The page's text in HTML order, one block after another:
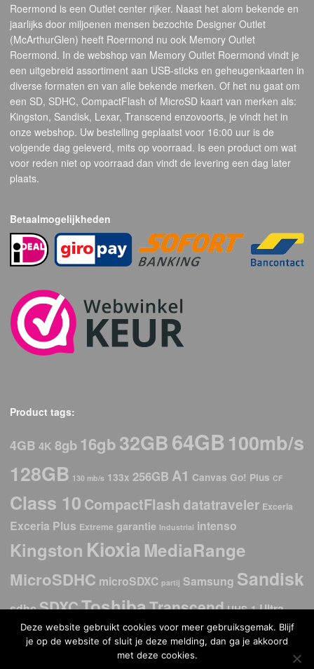
Roermond is een Outlet center rijker. Naast het alom bekende en
jaarlijks door miljoenen mensen bezochte Designer Outlet
(McArthurGlen) heeft Roermond nu ook Memory Outlet
Roermond. In de webshop van Memory Outlet Roermond vindt je
een uitgebreid assortiment aan USB-sticks en geheugenkaarten in
diverse formaten en van alle bekende merken. Of het nu gaat om
een SD, SDHC, CompactFlash of MicroSD kaart van merken als:
Kingston, Sandisk, Lexar, Transcend enzovoorts, je vindt het in
onze webshop. Uw bestelling geplaatst voor 16:00 uur is de
volgende dag geleverd, mits op voorraad. Is een product om wat
voor reden niet op voorraad dan vindt de levering een dag later
plaats.
Betaalmogelijkheden
Product tags:
4GB 4K 8gb16gb32GB64GB100mb/s
128GB 130 mb/s 133x 256GB A1 Canvas Go! Plus CF
Class 10 CompactFlash datatraveler Exceria
Exceria Plus Extreme garantie Industrial intenso
Kingston Kioxia MediaRange
MicroSDHC microSDXC partij Samsung Sandisk
sdhcSDXCToshibaTranscend UHS-1 Ultra
USB-C USb 2.0 USB 3.0 USB 3.1 USB 3.2USB
Deze website gebruikt cookies voor meer gebruiksgemak. Blijf
je op de website of sluit je deze melding, dan ga je akkoord
met deze cookies.